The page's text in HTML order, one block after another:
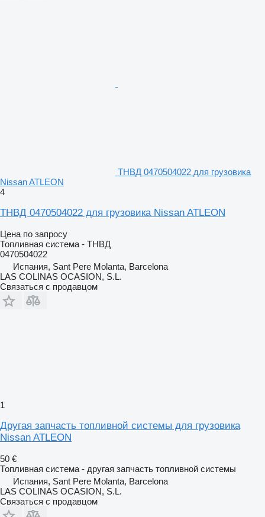
ТНВД 0470504022 для грузовика
Nissan ATLEON
4
ТНВД 0470504022 для грузовика Nissan ATLEON
Цена по запросу
Топливная система - ТНВД
0470504022
Испания, Sant Pere Molanta, Barcelona
LAS COLINAS OCASION, S.L.
Связаться с продавцом
1
Другая запчасть топливной системы для грузовика
Nissan ATLEON
50 €
Топливная система - другая запчасть топливной системы
Испания, Sant Pere Molanta, Barcelona
LAS COLINAS OCASION, S.L.
Связаться с продавцом